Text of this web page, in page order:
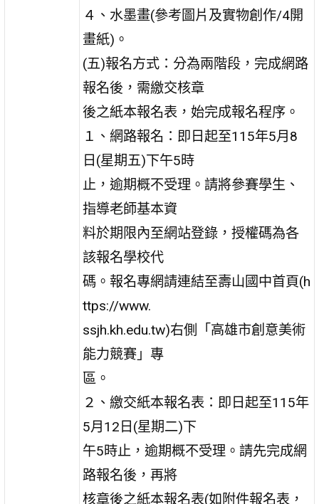
４、水墨畫(參考圖片及實物創作/4開
畫紙)。
(五)報名方式：分為兩階段，完成網路
報名後，需繳交核章
後之紙本報名表，始完成報名程序。
１、網路報名：即日起至115年5月8
日(星期五)下午5時
止，逾期概不受理。請將參賽學生、
指導老師基本資
料於期限內至網站登錄，授權碼為各
該報名學校代
碼。報名專網請連結至壽山國中首頁(h
ttps://www.
ssjh.kh.edu.tw)右側「高雄市創意美術
能力競賽」專
區。
２、繳交紙本報名表：即日起至115年
5月12日(星期二)下
午5時止，逾期概不受理。請先完成網
路報名後，再將
核章後之紙本報名表(如附件報名表，